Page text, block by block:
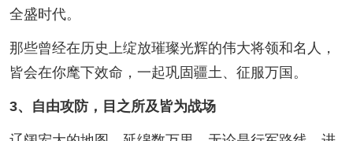
全盛时代。
那些曾经在历史上绽放璀璨光辉的伟大将领和名人，
皆会在你麾下效命，一起巩固疆土、征服万国。
3、自由攻防，目之所及皆为战场